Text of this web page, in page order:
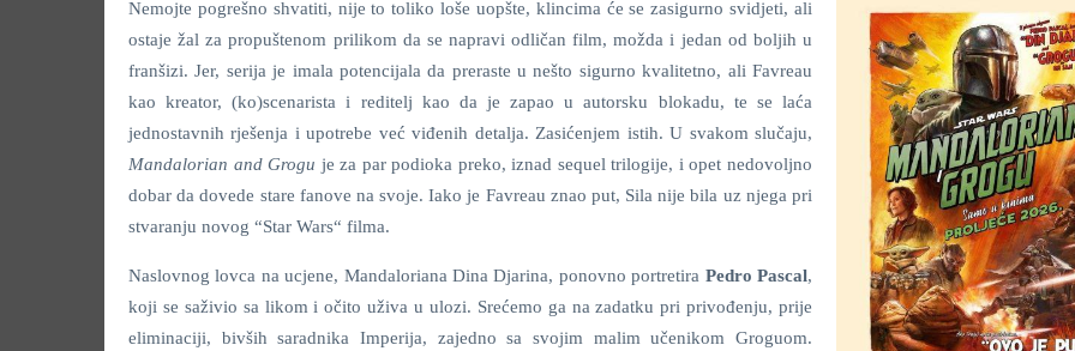
Nemojte pogrešno shvatiti, nije to toliko loše uopšte, klincima će se zasigurno svidjeti, ali
ostaje žal za propuštenom prilikom da se napravi odličan film, možda i jedan od boljih u
franšizi. Jer, serija je imala potencijala da preraste u nešto sigurno kvalitetno, ali Favreau
kao kreator, (ko)scenarista i reditelj kao da je zapao u autorsku blokadu, te se laća
jednostavnih rješenja i upotrebe već viđenih detalja. Zasićenjem istih. U svakom slučaju,
Mandalorian and Grogu je za par podioka preko, iznad sequel trilogije, i opet nedovoljno
dobar da dovede stare fanove na svoje. Iako je Favreau znao put, Sila nije bila uz njega pri
stvaranju novog “Star Wars“ filma.
Naslovnog lovca na ucjene, Mandaloriana Dina Djarina, ponovno portretira Pedro Pascal,
koji se saživio sa likom i očito uživa u ulozi. Srećemo ga na zadatku pri privođenju, prije
eliminaciji, bivših saradnika Imperija, zajedno sa svojim malim učenikom Groguom.